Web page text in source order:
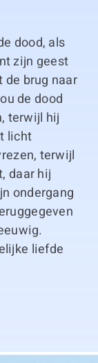
dood, als
zijn geest
brug naar
de dood
terwijl hij
licht
terwijl
daar hij
ondergang
liefde